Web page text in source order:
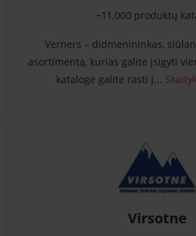
~11,000 produktų
Verners – didmenininkas,
asortimentą, kurias galite įsigyti
kataloge galite rasti į...
Virsotne